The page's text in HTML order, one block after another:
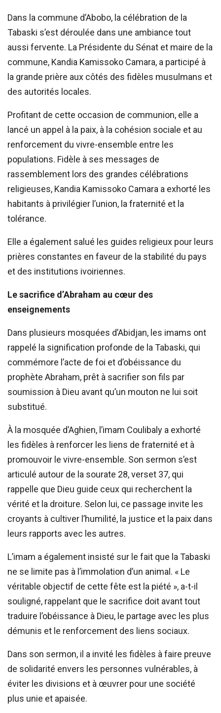
Dans la commune d’Abobo, la célébration de la
Tabaski s’est déroulée dans une ambiance tout
aussi fervente. La Présidente du Sénat et maire de la
commune, Kandia Kamissoko Camara, a participé à
la grande prière aux côtés des fidèles musulmans et
des autorités locales.
Profitant de cette occasion de communion, elle a
lancé un appel à la paix, à la cohésion sociale et au
renforcement du vivre-ensemble entre les
populations. Fidèle à ses messages de
rassemblement lors des grandes célébrations
religieuses, Kandia Kamissoko Camara a exhorté les
habitants à privilégier l’union, la fraternité et la
tolérance.
Elle a également salué les guides religieux pour leurs
prières constantes en faveur de la stabilité du pays
et des institutions ivoiriennes.
Le sacrifice d’Abraham au cœur des
enseignements
Dans plusieurs mosquées d’Abidjan, les imams ont
rappelé la signification profonde de la Tabaski, qui
commémore l’acte de foi et d’obéissance du
prophète Abraham, prêt à sacrifier son fils par
soumission à Dieu avant qu’un mouton ne lui soit
substitué.
À la mosquée d’Aghien, l’imam Coulibaly a exhorté
les fidèles à renforcer les liens de fraternité et à
promouvoir le vivre-ensemble. Son sermon s’est
articulé autour de la sourate 28, verset 37, qui
rappelle que Dieu guide ceux qui recherchent la
vérité et la droiture. Selon lui, ce passage invite les
croyants à cultiver l’humilité, la justice et la paix dans
leurs rapports avec les autres.
L’imam a également insisté sur le fait que la Tabaski
ne se limite pas à l’immolation d’un animal. « Le
véritable objectif de cette fête est la piété », a-t-il
souligné, rappelant que le sacrifice doit avant tout
traduire l’obéissance à Dieu, le partage avec les plus
démunis et le renforcement des liens sociaux.
Dans son sermon, il a invité les fidèles à faire preuve
de solidarité envers les personnes vulnérables, à
éviter les divisions et à œuvrer pour une société
plus unie et apaisée.